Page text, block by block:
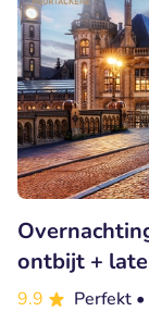
ontbijt +
9.9 Perfekt